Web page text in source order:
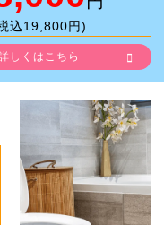
込19,800円)
しくはこちら